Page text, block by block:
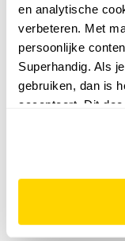
en analytische
verbeteren. Met
persoonlijke
Superhandig. Als
gebruiken, dan is
accepteert. Dit
website niet